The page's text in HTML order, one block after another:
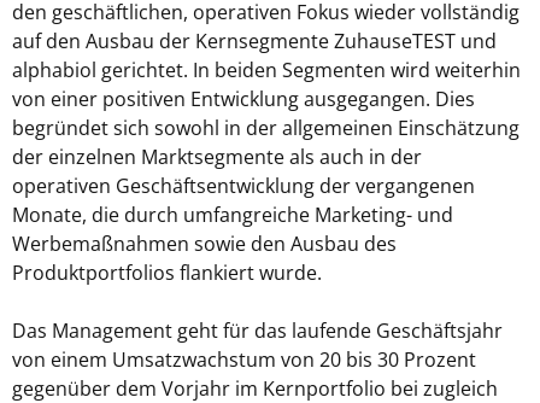
den geschäftlichen, operativen Fokus wieder vollständig
auf den Ausbau der Kernsegmente ZuhauseTEST und
alphabiol gerichtet. In beiden Segmenten wird weiterhin
von einer positiven Entwicklung ausgegangen. Dies
begründet sich sowohl in der allgemeinen Einschätzung
der einzelnen Marktsegmente als auch in der
operativen Geschäftsentwicklung der vergangenen
Monate, die durch umfangreiche Marketing- und
Werbemaßnahmen sowie den Ausbau des
Produktportfolios flankiert wurde.
Das Management geht für das laufende Geschäftsjahr
von einem Umsatzwachstum von 20 bis 30 Prozent
gegenüber dem Vorjahr im Kernportfolio bei zugleich